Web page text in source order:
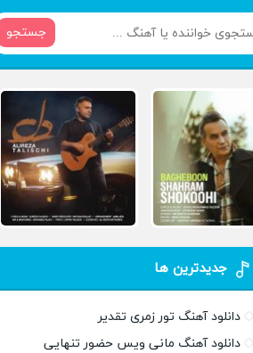
جستجو
جدیدترین ها
دانلود آهنگ تور زمری تقدیر
دانلود آهنگ مانی ویس حضور تنهایی